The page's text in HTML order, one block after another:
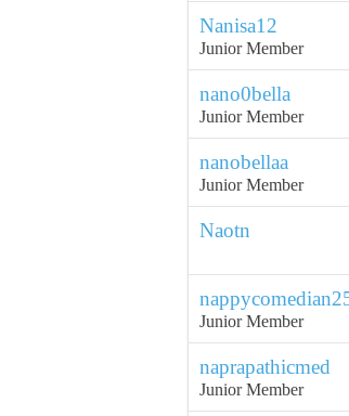
Nanisa12
Junior Member
nano0bella
Junior Member
nanobellaa
Junior Member
Naotn
Junior Member
naprapathicmed
Junior Member